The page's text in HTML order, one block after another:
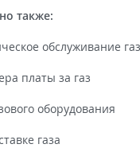
также:
обслуживание
платы за газ
оборудования
газа